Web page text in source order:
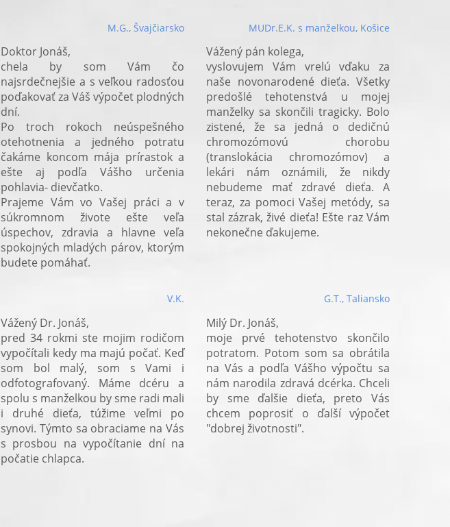
M.G., Švajčiarsko
Doktor Jonáš,
chela by som Vám čo
najsrdečnejšie a s veľkou radosťou
poďakovať za Váš výpočet plodných
dní.
Po troch rokoch neúspešného
otehotnenia a jedného potratu
čakáme koncom mája prírastok a
ešte aj podľa Vášho určenia
pohlavia- dievčatko.
Prajeme Vám vo Vašej práci a v
súkromnom živote ešte veľa
úspechov, zdravia a hlavne veľa
spokojných mladých párov, ktorým
budete pomáhať.
MUDr.E.K. s manželkou, Košice
Vážený pán kolega,
vyslovujem Vám vrelú vďaku za
naše novonarodené dieťa. Všetky
predošlé tehotenstvá u mojej
manželky sa skončili tragicky. Bolo
zistené, že sa jedná o dedičnú
chromozómovú chorobu
(translokácia chromozómov) a
lekári nám oznámili, že nikdy
nebudeme mať zdravé dieťa. A
teraz, za pomoci Vašej metódy, sa
stal zázrak, živé dieťa! Ešte raz Vám
nekonečne ďakujeme.
V.K.
Vážený Dr. Jonáš,
pred 34 rokmi ste mojim rodičom
vypočítali kedy ma majú počať. Keď
som bol malý, som s Vami i
odfotografovaný. Máme dcéru a
spolu s manželkou by sme radi mali
i druhé dieťa, túžime veľmi po
synovi. Týmto sa obraciame na Vás
s prosbou na vypočítanie dní na
počatie chlapca.
G.T., Taliansko
Milý Dr. Jonáš,
moje prvé tehotenstvo skončilo
potratom. Potom som sa obrátila
na Vás a podľa Vášho výpočtu sa
nám narodila zdravá dcérka. Chceli
by sme ďalšie dieťa, preto Vás
chcem poprosiť o ďalší výpočet
"dobrej životnosti".